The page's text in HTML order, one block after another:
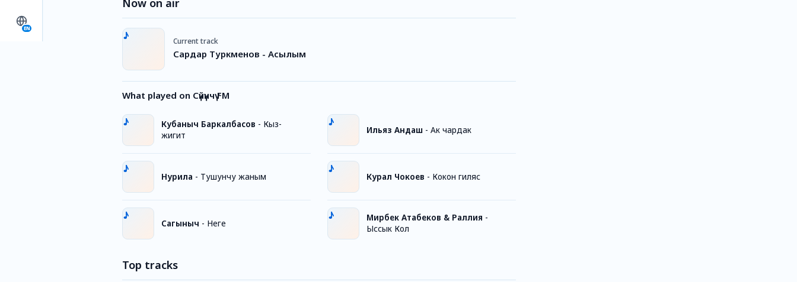
EN
Now on air
Current track
Сардар Туркменов - Асылым
What played on Сүйүнчү FM
Кубаныч Баркалбасов - Кыз-
жигит
Нурила - Тушунчу жаным
Сагыныч - Неге
Ильяз Андаш - Ак чардак
Курал Чокоев - Кокон гиляс
Мирбек Атабеков & Раллия -
Ыссык Кол
Top tracks